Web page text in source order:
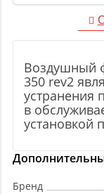
Воздушный
350 rev2
устранения
в
установкой
Бренд